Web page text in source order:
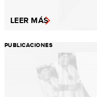
LEER MÁS
PUBLICACIONES